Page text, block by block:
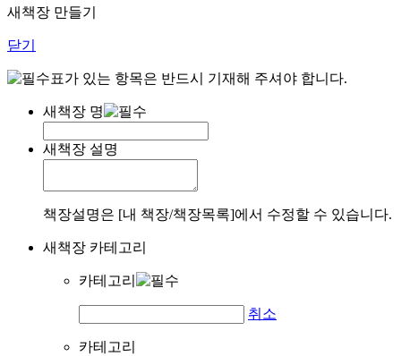
새책장 만들기
닫기
표가 있는 항목은 반드시 기재해 주셔야 합니다.
새책장 명
새책장 설명
책장설명은 [내 책장/책장목록]에서 수정할 수 있습니다.
새책장 카테고리
카테고리
취소
카테고리